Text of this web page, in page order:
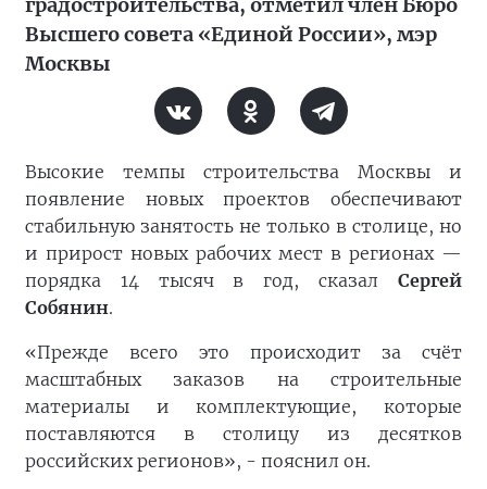
градостроительства, отметил член Бюро
Высшего совета «Единой России», мэр
Москвы
Высокие темпы строительства Москвы и
появление новых проектов обеспечивают
стабильную занятость не только в столице, но
и прирост новых рабочих мест в регионах —
порядка 14 тысяч в год, сказал Сергей
Собянин.
«Прежде всего это происходит за счёт
масштабных заказов на строительные
материалы и комплектующие, которые
поставляются в столицу из десятков
российских регионов», - пояснил он.